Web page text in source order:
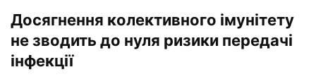
Досягнення колективного імунітету
не зводить до нуля ризики передачі
інфекції